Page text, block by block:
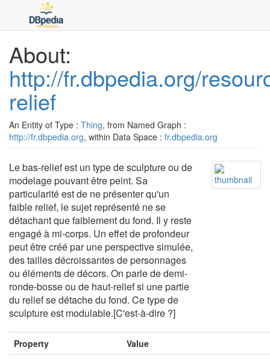
About:
http://fr.dbpedia.org/
relief
An Entity of Type : Thing, from Named Graph :
http://fr.dbpedia.org, within Data Space : fr.dbpedia.org
Le bas-relief est un type de sculpture ou de
modelage pouvant être peint. Sa
particularité est de ne présenter qu'un
faible relief, le sujet représenté ne se
détachant que faiblement du fond. Il y reste
engagé à mi-corps. Un effet de profondeur
peut être créé par une perspective simulée,
des tailles décroissantes de personnages
ou éléments de décors. On parle de demi-
ronde-bosse ou de haut-relief si une partie
du relief se détache du fond. Ce type de
sculpture est modulable.[C'est-à-dire ?]
Property Value